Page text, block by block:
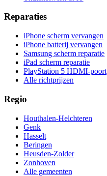
Reparaties
iPhone scherm vervangen
iPhone batterij vervangen
Samsung scherm reparatie
iPad scherm reparatie
PlayStation 5 HDMI-poort
Alle richtprijzen
Regio
Houthalen-Helchteren
Genk
Hasselt
Beringen
Heusden-Zolder
Zonhoven
Alle gemeenten